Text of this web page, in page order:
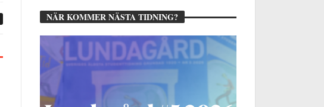
NÄR KOMMER NÄSTA TIDNING?